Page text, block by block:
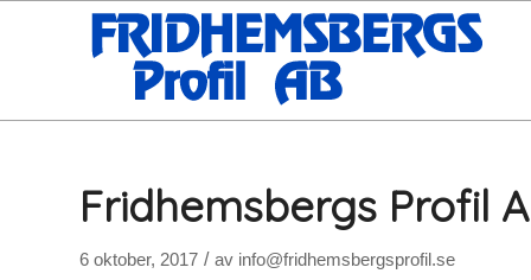
Fridhemsbergs Profil
6 oktober, 2017 / av info@fridhemsbergsprofil.se